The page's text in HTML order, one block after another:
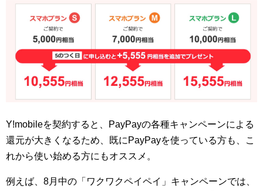
Y!mobileを契約すると、PayPayの各種キャンペーンによる
還元が大きくなるため、既にPayPayを使っている方も、こ
れから使い始める方にもオススメ。
例えば、8月中の「ワクワクペイペイ」キャンペーンでは、